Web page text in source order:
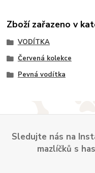
Zboží zařazeno v
VODÍTKA
Červená kolekce
Pevná vodítka
Sledujte nás na
mazlíčků s